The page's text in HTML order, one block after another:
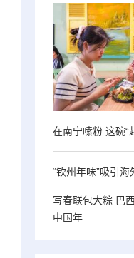
在南宁嗦粉 这碗“
“钦州年味”吸引
写春联包大粽 巴
中国年